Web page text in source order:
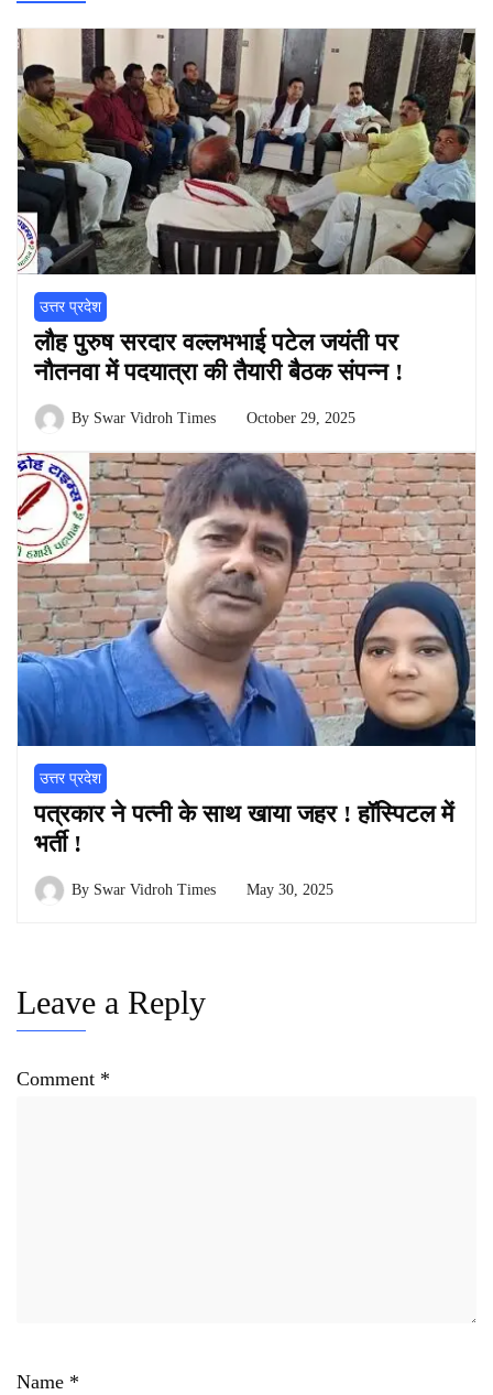
उत्तर प्रदेश
लौह पुरुष सरदार वल्लभभाई पटेल जयंती पर
नौतनवा में पदयात्रा की तैयारी बैठक संपन्न !
By Swar Vidroh Times October 29, 2025
उत्तर प्रदेश
पत्रकार ने पत्नी के साथ खाया जहर ! हॉस्पिटल में
भर्ती !
By Swar Vidroh Times May 30, 2025
Leave a Reply
Comment *
Name *